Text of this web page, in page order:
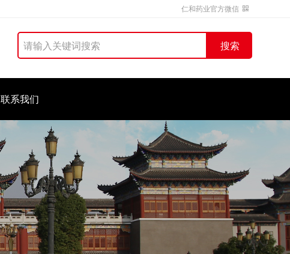
仁和药业官方微信
搜索
联系我们